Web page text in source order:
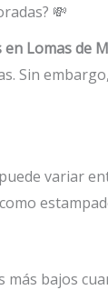
💸
Lomas de
Sin
puede variar
bajos